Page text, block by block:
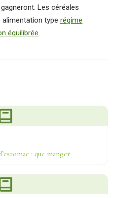
Les céréales
alimentation type régime
équilibrée.
: que manger